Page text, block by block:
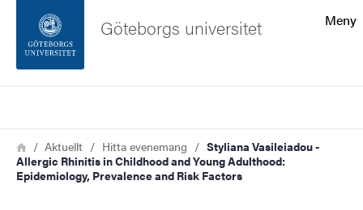
Sidfoten
Om webbplatsen
Meny
Göteborgs universitet
Länkstig
HemAktuellt Hitta evenemang
Styliana Vasileiadou -
Allergic Rhinitis in Childhood and Young Adulthood:
Epidemiology, Prevalence and Risk Factors